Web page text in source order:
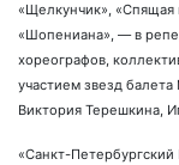
«Щелкунчик», «Спящая
«Шопениана», — в
хореографов,
участием звезд
Виктория Терешкина,
«Санкт-Петербургский